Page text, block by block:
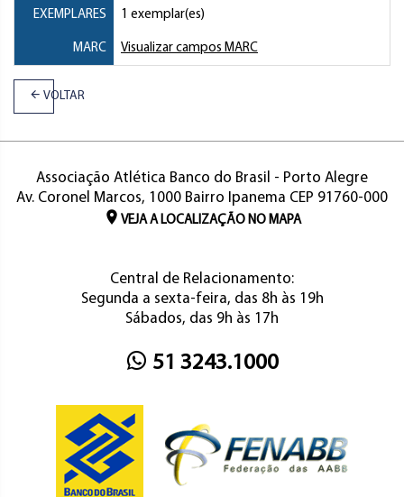
EXEMPLARES 1 exemplar(es)
MARC Visualizar campos MARC
VOLTAR
Associação Atlética Banco do Brasil - Porto Alegre
Av. Coronel Marcos, 1000 Bairro Ipanema CEP 91760-000
VEJA A LOCALIZAÇÃO NO MAPA
Central de Relacionamento:
Segunda a sexta-feira, das 8h às 19h
Sábados, das 9h às 17h
51 3243.1000